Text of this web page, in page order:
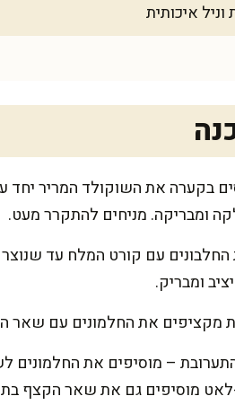
איכותית
בקערה את השוקולד המריר יחד
ומבריקה. מניחים להתקרר מעט.
עם קורט המלח עד
ומבריק.
מקציפים את החלמונים עם שאר
– מוסיפים את החלמונים
מוסיפים גם את שאר הקצף